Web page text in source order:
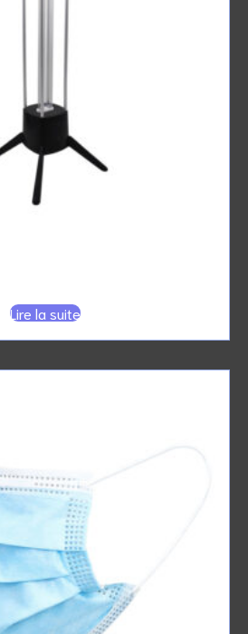
Lire la suite